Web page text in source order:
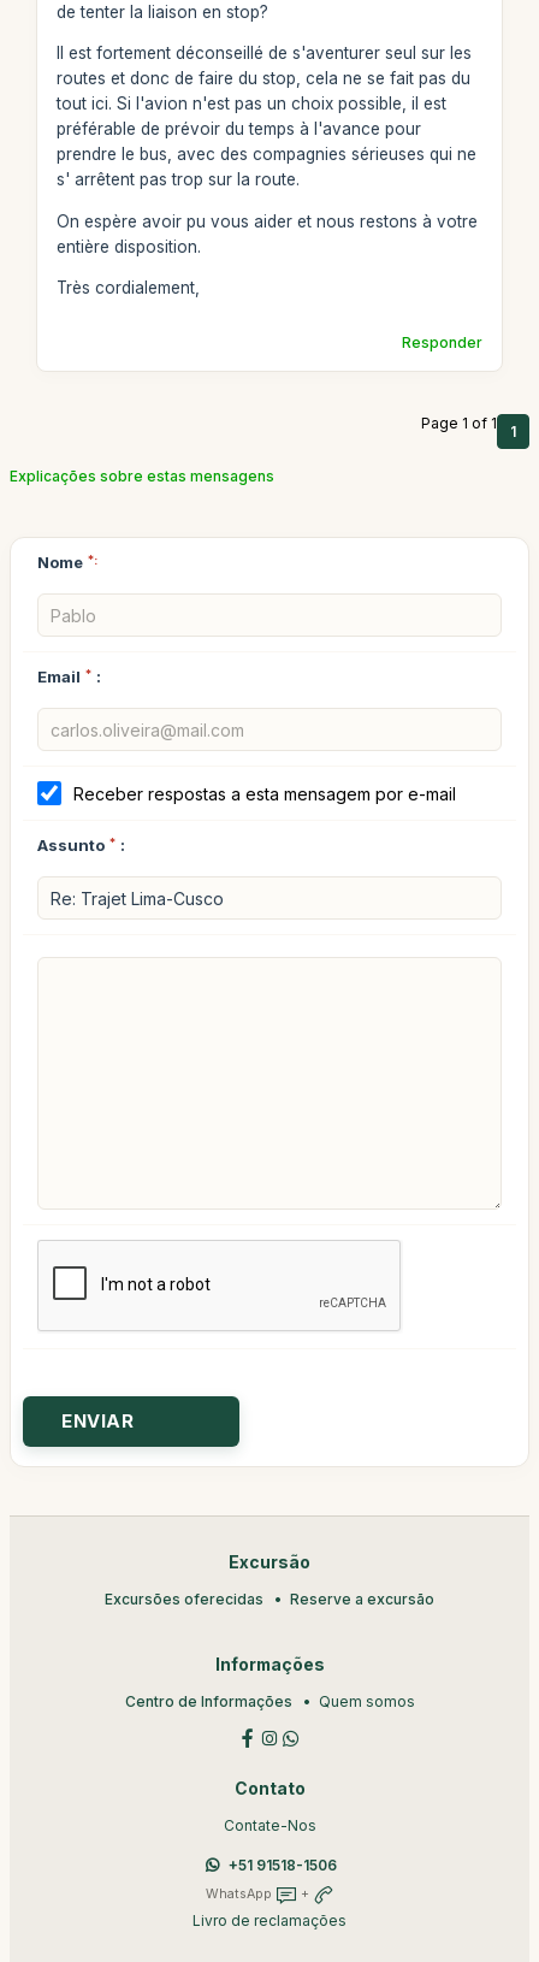
de tenter la liaison en stop?
Il est fortement déconseillé de s'aventurer seul sur les
routes et donc de faire du stop, cela ne se fait pas du
tout ici. Si l'avion n'est pas un choix possible, il est
préférable de prévoir du temps à l'avance pour
prendre le bus, avec des compagnies sérieuses qui ne
s' arrêtent pas trop sur la route.
On espère avoir pu vous aider et nous restons à votre
entière disposition.
Très cordialement,
Responder
Page 1 of 1 1
Explicações sobre estas mensagens
Nome *:
Email * :
Receber respostas a esta mensagem por e-mail
Assunto * :
Excursão
Excursões oferecidas Reserve a excursão
Informações
Centro de Informações Quem somos
Contato
Contate-Nos
+51 91518-1506
WhatsApp +
Livro de reclamações